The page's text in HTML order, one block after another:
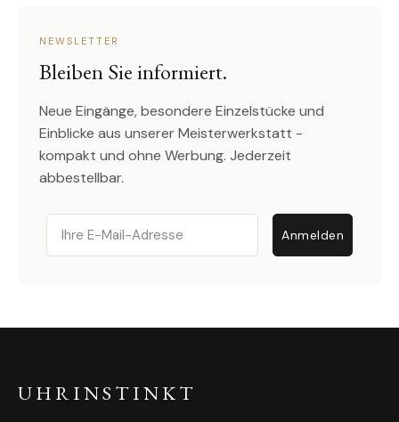
NEWSLETTER
Bleiben Sie informiert.
Neue Eingänge, besondere Einzelstücke und
Einblicke aus unserer Meisterwerkstatt -
kompakt und ohne Werbung. Jederzeit
abbestellbar.
Email
Anmelden
UHRINSTINKT